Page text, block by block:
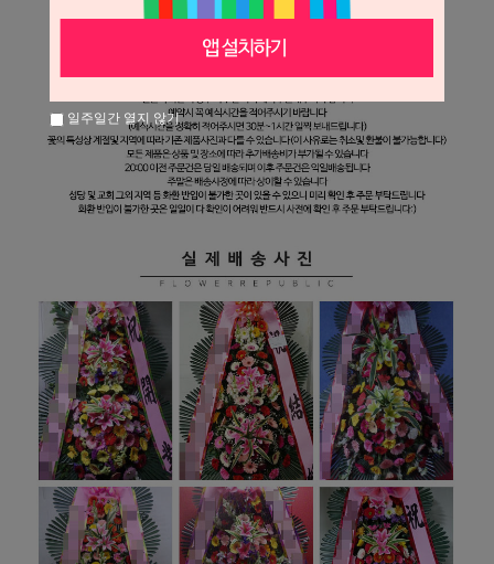
일주일간 열지 않기